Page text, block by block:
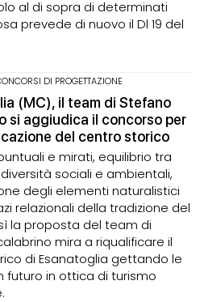
al di sopra di determinati
prevede di nuovo il Dl 19 del
DI PROGETTAZIONE
(MC), il team di Stefano
si aggiudica il concorso per
del centro storico
e mirati, equilibrio tra
sociali e ambientali,
degli elementi naturalistici
relazionali della tradizione del
la proposta del team di
mira a riqualificare il
di Esanatoglia gettando le
futuro in ottica di turismo